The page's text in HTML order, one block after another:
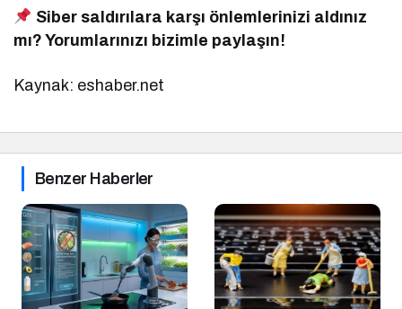
Siber saldırılara karşı önlemlerinizi aldınız
mı? Yorumlarınızı bizimle paylaşın!
Kaynak: eshaber.net
Benzer Haberler